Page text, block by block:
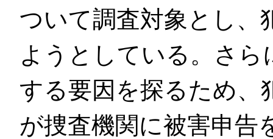
ついて調査対象とし、
ようとしている。さら
する要因を探るため、
が捜査機関に被害申告